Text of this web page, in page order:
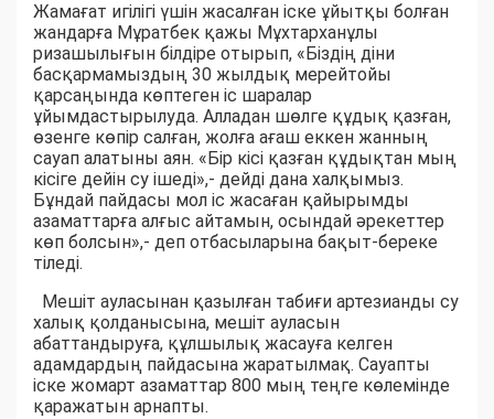
Жамағат игілігі үшін жасалған іске ұйытқы болған
жандарға Мұратбек қажы Мұхтарханұлы
ризашылығын білдіре отырып, «Біздің діни
басқармамыздың 30 жылдық мерейтойы
қарсаңында көптеген іс шаралар
ұйымдастырылуда. Алладан шөлге құдық қазған,
өзенге көпір салған, жолға ағаш еккен жанның
сауап алатыны аян. «Бір кісі қазған құдықтан мың
кісіге дейін су ішеді»,- дейді дана халқымыз.
Бұндай пайдасы мол іс жасаған қайырымды
азаматтарға алғыс айтамын, осындай әрекеттер
көп болсын»,- деп отбасыларына бақыт-береке
тіледі.
Мешіт ауласынан қазылған табиғи артезианды су
халық қолданысына, мешіт ауласын
абаттандыруға, құлшылық жасауға келген
адамдардың пайдасына жаратылмақ. Сауапты
іске жомарт азаматтар 800 мың теңге көлемінде
қаражатын арнапты.